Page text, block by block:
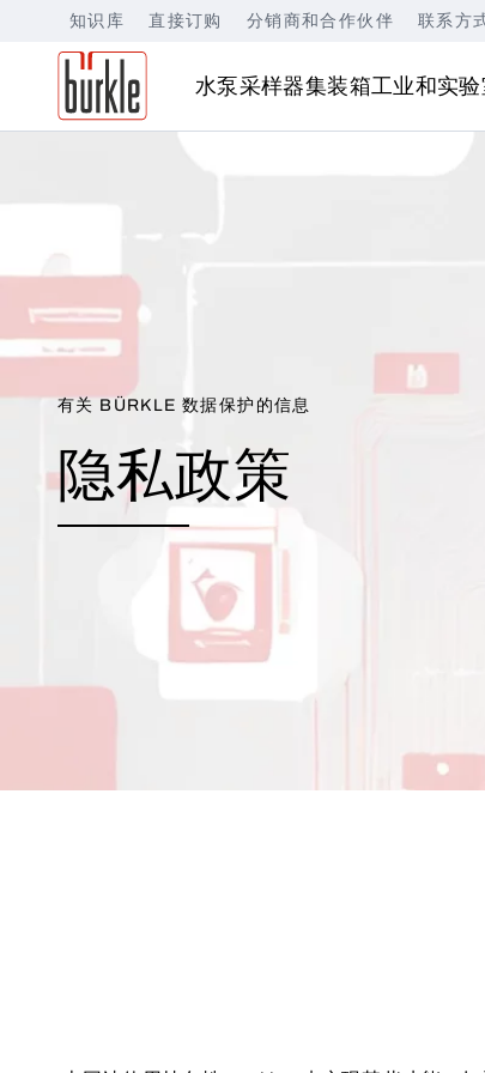
知识库 直接订购 分销商和合作伙伴 联系方
水泵采样器集装箱工业和实验
有关 BÜRKLE 数据保护的信息
隐私政策